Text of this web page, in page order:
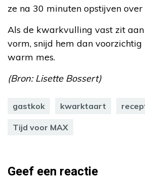
ze na 30 minuten opstijven
Als de kwarkvulling vast zit
vorm, snijd hem dan voorzichtig
warm mes.
(Bron: Lisette Bossert)
gastkok kwarktaart
Tijd voor MAX
Geef een reactie